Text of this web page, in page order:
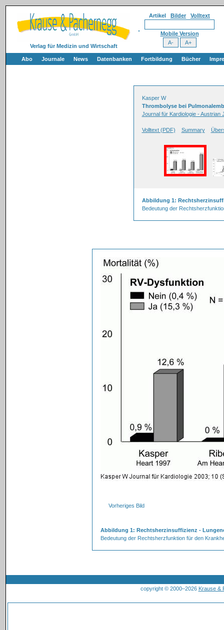
Verlag für Medizin und Wirtschaft
Artikel Bilder Volltext
Mobile Version
Abo Journale News Datenbanken Fortbildung Bücher
Kasper W
Thrombolyse bei
Journal für Kardiologie - Austrian
Volltext (PDF) Summary
Abbildung 1:
Bedeutung der
Vorheriges Bild
Abbildung 1: Rechtsherzinsuffizienz -
Bedeutung der Rechtsherzfunktion für den
copyright © 2000–2026 Krause &